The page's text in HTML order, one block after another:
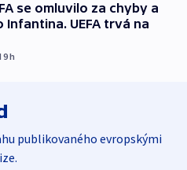
se omluvilo za chyby a
Infantina. UEFA trvá na
9h
publikovaného evropskými